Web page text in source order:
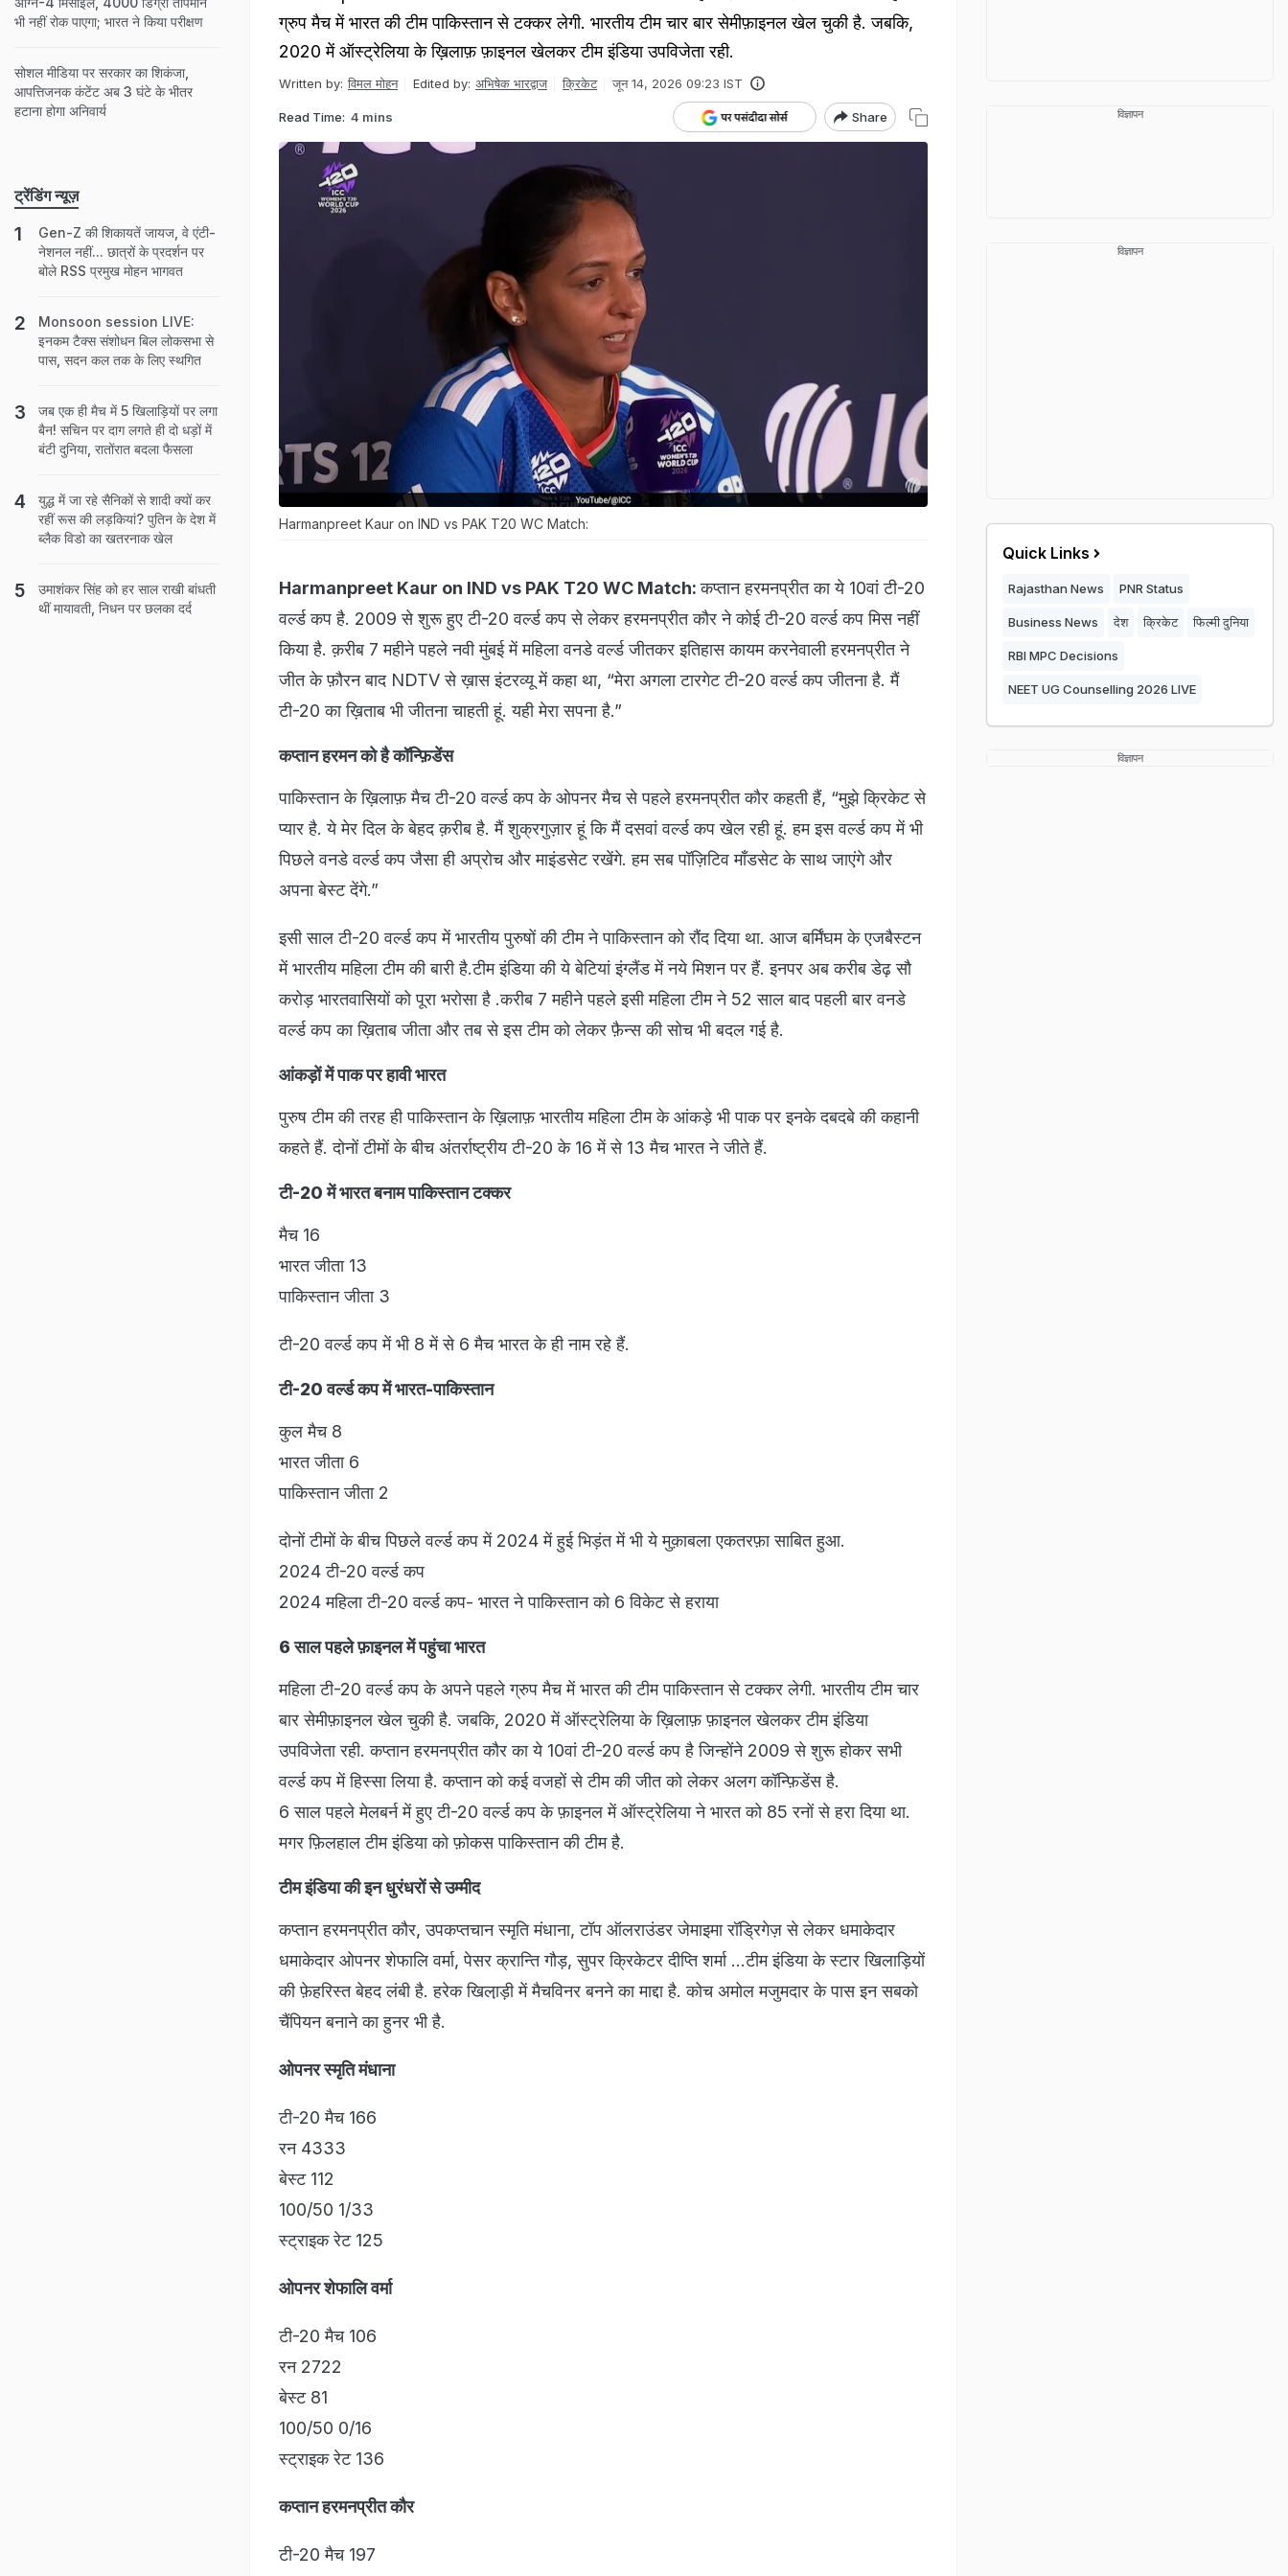
ग्रुप मैच में भारत की टीम पाकिस्तान से टक्कर लेगी. भारतीय टीम चार बार सेमीफ़ाइनल खेल चुकी है. जबकि,
2020 में ऑस्ट्रेलिया के ख़िलाफ़ फ़ाइनल खेलकर टीम इंडिया उपविजेता रही.
Written by: विमल मोहन Edited by: अभिषेक भारद्वाज क्रिकेट जून 14, 2026 09:23 IST
Read Time: 4 mins Share
Harmanpreet Kaur on IND vs PAK T20 WC Match:
Harmanpreet Kaur on IND vs PAK T20 WC Match:कप्तान हरमनप्रीत का ये 10वां टी-20
वर्ल्ड कप है. 2009 से शुरू हुए टी-20 वर्ल्ड कप से लेकर हरमनप्रीत कौर ने कोई टी-20 वर्ल्ड कप मिस नहीं
किया है. क़रीब 7 महीने पहले नवी मुंबई में महिला वनडे वर्ल्ड जीतकर इतिहास कायम करनेवाली हरमनप्रीत ने
जीत के फ़ौरन बाद NDTV से ख़ास इंटरव्यू में कहा था, “मेरा अगला टारगेट टी-20 वर्ल्ड कप जीतना है. मैं
टी-20 का ख़िताब भी जीतना चाहती हूं. यही मेरा सपना है.”
कप्तान हरमन को है कॉन्फ़िडेंस
पाकिस्तान के ख़िलाफ़ मैच टी-20 वर्ल्ड कप के ओपनर मैच से पहले हरमनप्रीत कौर कहती हैं, “मुझे क्रिकेट से
प्यार है. ये मेर दिल के बेहद क़रीब है. मैं शुक्रगुज़ार हूं कि मैं दसवां वर्ल्ड कप खेल रही हूं. हम इस वर्ल्ड कप में भी
पिछले वनडे वर्ल्ड कप जैसा ही अप्रोच और माइंडसेट रखेंगे. हम सब पॉज़िटिव माँडसेट के साथ जाएंगे और
अपना बेस्ट देंगे.”
इसी साल टी-20 वर्ल्ड कप में भारतीय पुरुषों की टीम ने पाकिस्तान को रौंद दिया था. आज बर्मिंघम के एजबैस्टन
में भारतीय महिला टीम की बारी है.टीम इंडिया की ये बेटियां इंग्लैंड में नये मिशन पर हैं. इनपर अब करीब डेढ़ सौ
करोड़ भारतवासियों को पूरा भरोसा है .करीब 7 महीने पहले इसी महिला टीम ने 52 साल बाद पहली बार वनडे
वर्ल्ड कप का ख़िताब जीता और तब से इस टीम को लेकर फ़ैन्स की सोच भी बदल गई है.
आंकड़ों में पाक पर हावी भारत
पुरुष टीम की तरह ही पाकिस्तान के ख़िलाफ़ भारतीय महिला टीम के आंकड़े भी पाक पर इनके दबदबे की कहानी
कहते हैं. दोनों टीमों के बीच अंतर्राष्ट्रीय टी-20 के 16 में से 13 मैच भारत ने जीते हैं.
टी-20 में भारत बनाम पाकिस्तान टक्कर
मैच 16
भारत जीता 13
पाकिस्तान जीता 3
टी-20 वर्ल्ड कप में भी 8 में से 6 मैच भारत के ही नाम रहे हैं.
टी-20 वर्ल्ड कप में भारत-पाकिस्तान
कुल मैच 8
भारत जीता 6
पाकिस्तान जीता 2
दोनों टीमों के बीच पिछले वर्ल्ड कप में 2024 में हुई भिड़ंत में भी ये मुक़ाबला एकतरफ़ा साबित हुआ.
2024 टी-20 वर्ल्ड कप
2024 महिला टी-20 वर्ल्ड कप- भारत ने पाकिस्तान को 6 विकेट से हराया
6 साल पहले फ़ाइनल में पहुंचा भारत
महिला टी-20 वर्ल्ड कप के अपने पहले ग्रुप मैच में भारत की टीम पाकिस्तान से टक्कर लेगी. भारतीय टीम चार
बार सेमीफ़ाइनल खेल चुकी है. जबकि, 2020 में ऑस्ट्रेलिया के ख़िलाफ़ फ़ाइनल खेलकर टीम इंडिया
उपविजेता रही. कप्तान हरमनप्रीत कौर का ये 10वां टी-20 वर्ल्ड कप है जिन्होंने 2009 से शुरू होकर सभी
वर्ल्ड कप में हिस्सा लिया है. कप्तान को कई वजहों से टीम की जीत को लेकर अलग कॉन्फ़िडेंस है.
6 साल पहले मेलबर्न में हुए टी-20 वर्ल्ड कप के फ़ाइनल में ऑस्ट्रेलिया ने भारत को 85 रनों से हरा दिया था.
मगर फ़िलहाल टीम इंडिया को फ़ोकस पाकिस्तान की टीम है.
टीम इंडिया की इन धुरंधरों से उम्मीद
कप्तान हरमनप्रीत कौर, उपकप्तचान स्मृति मंधाना, टॉप ऑलराउंडर जेमाइमा रॉड्रिगेज़ से लेकर धमाकेदार
धमाकेदार ओपनर शेफालि वर्मा, पेसर क्रान्ति गौड़, सुपर क्रिकेटर दीप्ति शर्मा ...टीम इंडिया के स्टार खिलाड़ियों
की फ़ेहरिस्त बेहद लंबी है. हरेक खिला़ड़ी में मैचविनर बनने का माद्दा है. कोच अमोल मजुमदार के पास इन सबको
चैंपियन बनाने का हुनर भी है.
ओपनर स्मृति मंधाना
टी-20 मैच 166
रन 4333
बेस्ट 112
100/50 1/33
स्ट्राइक रेट 125
ओपनर शेफालि वर्मा
टी-20 मैच 106
रन 2722
बेस्ट 81
100/50 0/16
स्ट्राइक रेट 136
कप्तान हरमनप्रीत कौर
टी-20 मैच 197
भी नहीं रोक पाएगा; भारत ने किया परीक्षण
सोशल मीडिया पर सरकार का शिकंजा,
आपत्तिजनक कंटेंट अब 3 घंटे के भीतर
हटाना होगा अनिवार्य
ट्रेंडिंग न्यूज़
Gen-Z की शिकायतें जायज, वे एंटी-
नेशनल नहीं... छात्रों के प्रदर्शन पर
बोले RSS प्रमुख मोहन भागवत
Monsoon session LIVE:
इनकम टैक्स संशोधन बिल लोकसभा से
पास, सदन कल तक के लिए स्थगित
जब एक ही मैच में 5 खिलाड़ियों पर लगा
बैन! सचिन पर दाग लगते ही दो धड़ों में
बंटी दुनिया, रातोंरात बदला फैसला
युद्ध में जा रहे सैनिकों से शादी क्यों कर
रहीं रूस की लड़कियां? पुतिन के देश में
ब्लैक विडो का खतरनाक खेल
उमाशंकर सिंह को हर साल राखी बांधती
थीं मायावती, न‍िधन पर छलका दर्द
विज्ञापन
विज्ञापन
Quick Links
Rajasthan News PNR Status
Business News देश क्रिकेट फिल्मी दुनिया
RBI MPC Decisions
NEET UG Counselling 2026 LIVE
विज्ञापन